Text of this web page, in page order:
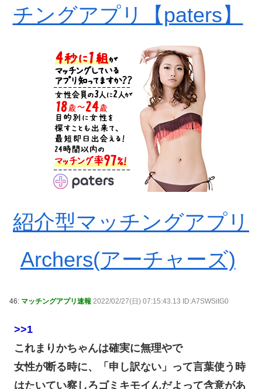
チングアプリ【paters】
紹介型マッチングアプリ
Archers(アーチャーズ)
46: マッチングアプリ速報 2022/02/27(日) 07:15:43.13 ID:A7SWSitG0
>>1
これまりかちゃんは確実に無理やで
女性が断る時に、「申し訳ない」って言葉使う時
はたいてい察しろゴミキモイんだよって含意があ